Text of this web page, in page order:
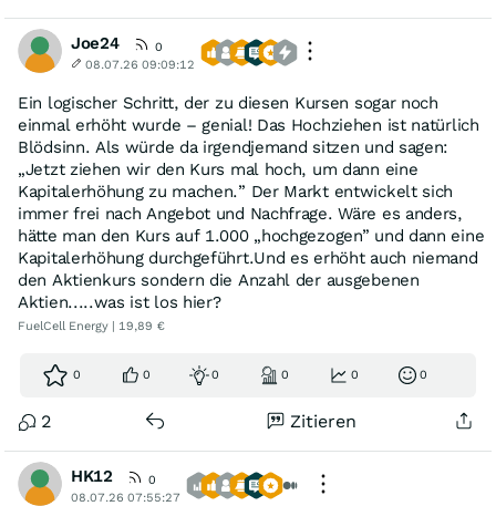
Joe24
0
08.07.26 09:09:12
Ein logischer Schritt, der zu diesen Kursen sogar noch
einmal erhöht wurde – genial! Das Hochziehen ist natürlich
Blödsinn. Als würde da irgendjemand sitzen und sagen:
„Jetzt ziehen wir den Kurs mal hoch, um dann eine
Kapitalerhöhung zu machen.” Der Markt entwickelt sich
immer frei nach Angebot und Nachfrage. Wäre es anders,
hätte man den Kurs auf 1.000 „hochgezogen” und dann eine
Kapitalerhöhung durchgeführt.Und es erhöht auch niemand
den Aktienkurs sondern die Anzahl der ausgebenen
Aktien.....was ist los hier?
FuelCell Energy | 19,89 €
0 0 0 0 0 0
2 Zitieren
HK12
0
08.07.26 07:55:27